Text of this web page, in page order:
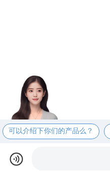
可以介绍下你们的产品么？